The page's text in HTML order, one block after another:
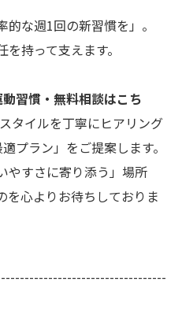
的な週1回の新習慣を」。
持って支えます。
動習慣・無料相談はこち
タイルを丁寧にヒアリング
プラン」をご提案します。
やすさに寄り添う」場所
を心よりお待ちしておりま